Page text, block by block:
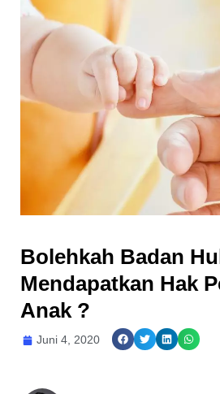
Bolehkah Badan
Mendapatkan Hak
Anak ?
Juni 4, 2020